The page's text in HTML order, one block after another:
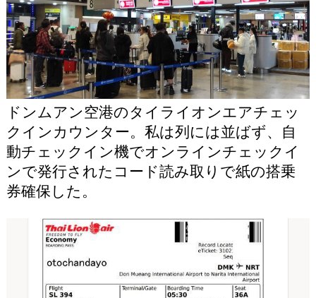
ドンムアン空港のタイライオンエアチェッ
クインカウンター。私は列には並ばず、自
動チェックイン機でオンラインチェックイ
ンで発行されたコード読み取りで紙の搭乗
券確保した。